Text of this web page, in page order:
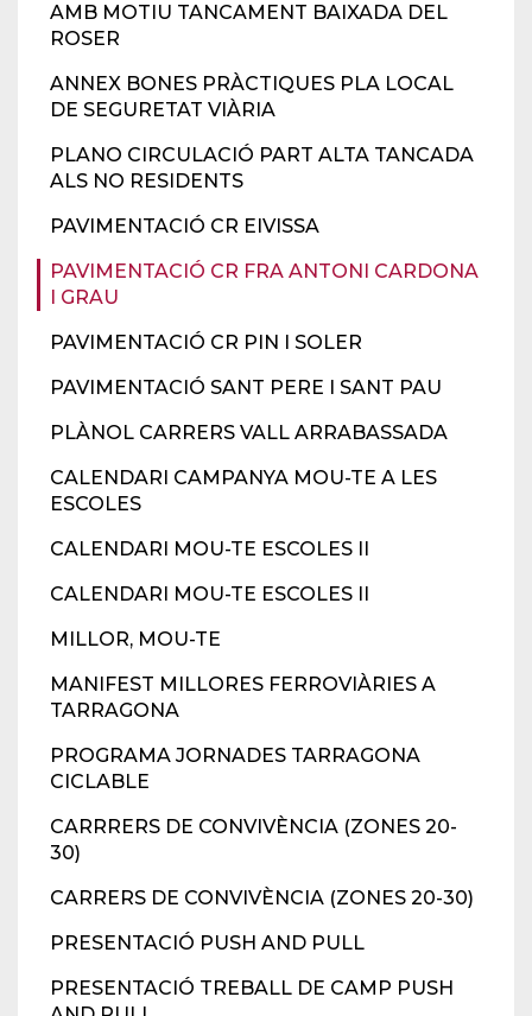
AMB MOTIU TANCAMENT BAIXADA DEL
ROSER
ANNEX BONES PRÀCTIQUES PLA LOCAL
DE SEGURETAT VIÀRIA
PLANO CIRCULACIÓ PART ALTA TANCADA
ALS NO RESIDENTS
PAVIMENTACIÓ CR EIVISSA
PAVIMENTACIÓ CR FRA ANTONI CARDONA
I GRAU
PAVIMENTACIÓ CR PIN I SOLER
PAVIMENTACIÓ SANT PERE I SANT PAU
PLÀNOL CARRERS VALL ARRABASSADA
CALENDARI CAMPANYA MOU-TE A LES
ESCOLES
CALENDARI MOU-TE ESCOLES II
CALENDARI MOU-TE ESCOLES II
MILLOR, MOU-TE
MANIFEST MILLORES FERROVIÀRIES A
TARRAGONA
PROGRAMA JORNADES TARRAGONA
CICLABLE
CARRRERS DE CONVIVÈNCIA (ZONES 20-
30)
CARRERS DE CONVIVÈNCIA (ZONES 20-30)
PRESENTACIÓ PUSH AND PULL
PRESENTACIÓ TREBALL DE CAMP PUSH